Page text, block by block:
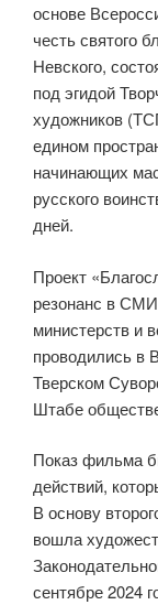
основе
честь святого
Невского,
под эгидой
художников
едином
начинающих
русского
дней.
Проект
резонанс в
министерств и
проводились в
Тверском
Штабе
Показ фильма
действий,
В основу
вошла
сентябре 2024